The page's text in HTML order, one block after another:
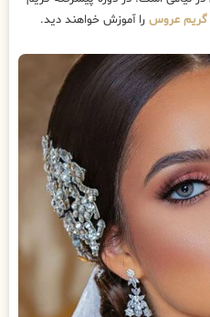
گریم عروس را آموزش خواهند دید.